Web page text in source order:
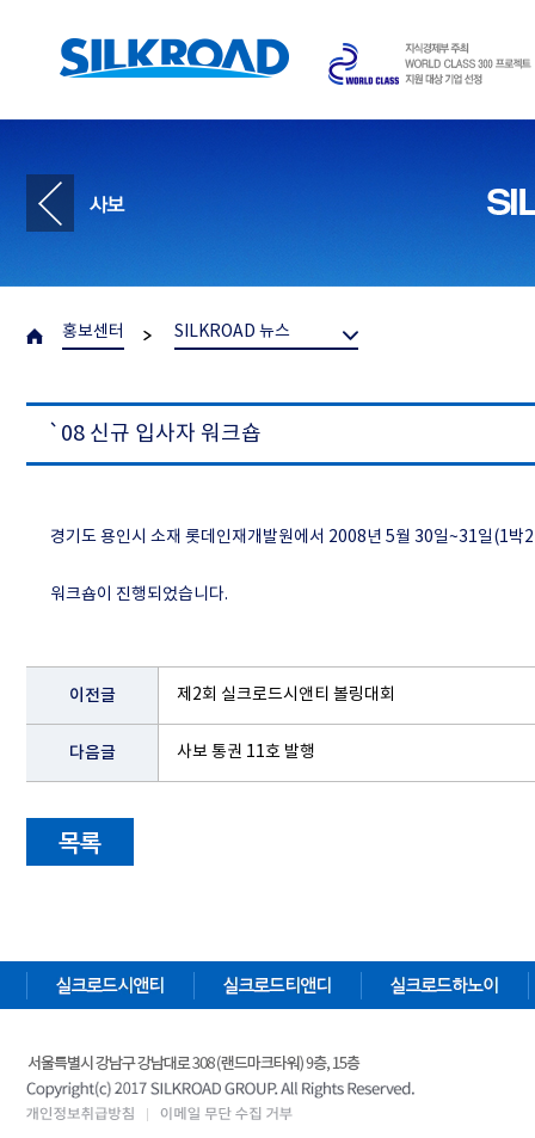
홍보센터 SILKROAD 뉴스
`08 신규 입사자 워크숍
경기도 용인시 소재 롯데인재개발원에서 2008년 5월 30일~31일(1박
워크숍이 진행되었습니다.
이전글 제2회 실크로드시앤티 볼링대회
다음글 사보통권 11호 발행